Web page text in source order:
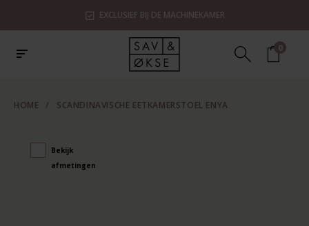
EXCLUSIEF BIJ DE MACHINEKAMER
0
HOME / SCANDINAVISCHE EETKAMERSTOEL ENYA
Bekijk
afmetingen